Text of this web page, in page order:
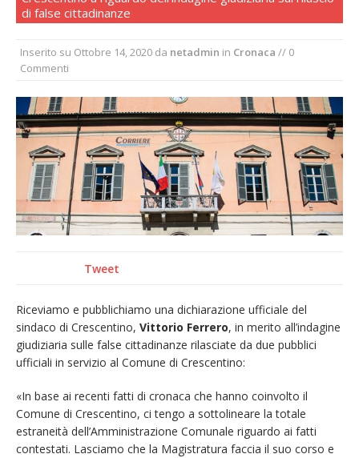
La Regione stanzia oltre 38mila euro per il
Pro Loco
naturale per la siccità estrema e gli incendi
Dieci anni fa l’ingresso a Vercelli
dell’arcivescovo mons. Marco Arnolfo
di false cittadinanze
Inserito su Ottobre 14, 2020 da netadmin in Cronaca // 0
Commenti
Tweet
Riceviamo e pubblichiamo una dichiarazione ufficiale del
sindaco di Crescentino, Vittorio Ferrero, in merito all’indagine
giudiziaria sulle false cittadinanze rilasciate da due pubblici
ufficiali in servizio al Comune di Crescentino:
«In base ai recenti fatti di cronaca che hanno coinvolto il
Comune di Crescentino, ci tengo a sottolineare la totale
estraneità dell’Amministrazione Comunale riguardo ai fatti
contestati. Lasciamo che la Magistratura faccia il suo corso e